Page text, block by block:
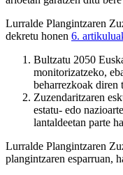
Lurralde Plangintzaren
dekretu honen 6.
Bultzatu 2050
monitorizatzeko,
beharrezkoak diren
Zuzendaritzaren
estatu- edo
lantaldeetan parte
Lurralde Plangintzaren
plangintzaren esparruan,